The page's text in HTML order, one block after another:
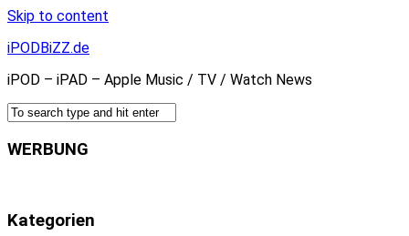
Skip to content
iPODBiZZ.de
iPOD – iPAD – Apple Music / TV / Watch News
WERBUNG
Kategorien